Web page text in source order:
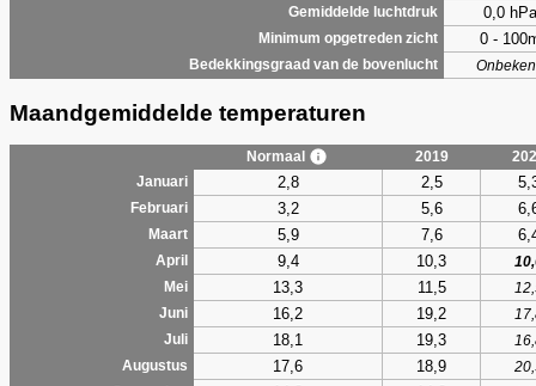
Gemiddelde luchtdruk 0,0 hPa
Minimum opgetreden zicht 0 -
Bedekkingsgraad van de bovenlucht
Maandgemiddelde temperaturen
Normaal 2019
Januari
2,8 2,5
Februari 3,2 5,6
Maart 5,9 7,6
April 9,4 10,3
Mei
13,3 11,5
Juni
16,2 19,2
Juli
18,1 19,3
Augustus
17,6 18,9